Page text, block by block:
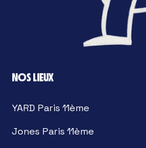
NOS LIEUX
YARD Paris 11ème
Jones Paris 11ème